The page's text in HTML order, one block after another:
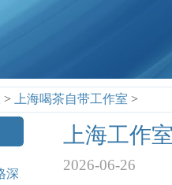
> 上海喝茶自带工作室 >
深
上海工作
2026-06-26